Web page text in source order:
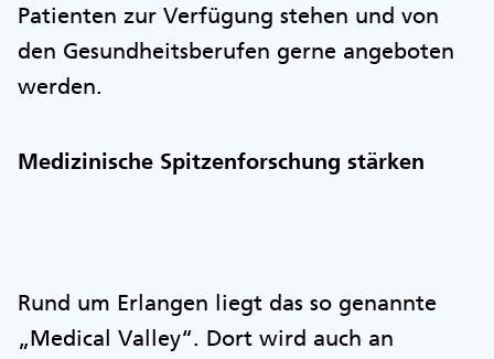
Patienten zur Verfügung stehen und von
den Gesundheitsberufen gerne angeboten
werden.
Medizinische Spitzenforschung stärken
Rund um Erlangen liegt das so genannte
„Medical Valley“. Dort wird auch an